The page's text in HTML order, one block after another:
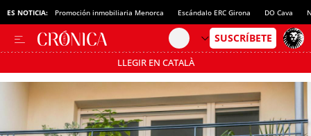
ES NOTICIA: Promoción inmobiliaria Menorca Escándalo ERC Girona DO Cava
LLEGIR EN CATALÀ
Pásate al MODO AHORRO